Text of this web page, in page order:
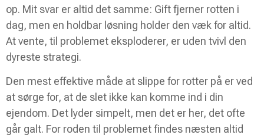
op. Mit svar er altid det samme: Gift fjerner rotten i
dag, men en holdbar løsning holder den væk for altid.
At vente, til problemet eksploderer, er uden tvivl den
dyreste strategi.
Den mest effektive måde at slippe for rotter på er ved
at sørge for, at de slet ikke kan komme ind i din
ejendom. Det lyder simpelt, men det er her, det ofte
går galt. For roden til problemet findes næsten altid